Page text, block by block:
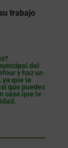
trabajo
del
y haz un
que la
que puedes
casa que le